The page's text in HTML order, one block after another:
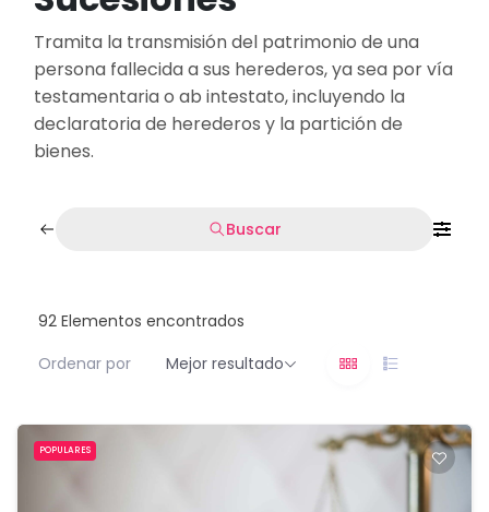
Tramita la transmisión del patrimonio de una
persona fallecida a sus herederos, ya sea por vía
testamentaria o ab intestato, incluyendo la
declaratoria de herederos y la partición de
bienes.
Buscar
92 Elementos encontrados
Ordenar por
Mejor resultado
POPULARES